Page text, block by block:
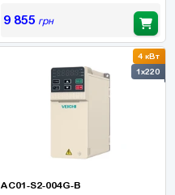
9 855 грн
4 кВт
1x220
AC01-S2-004G-B